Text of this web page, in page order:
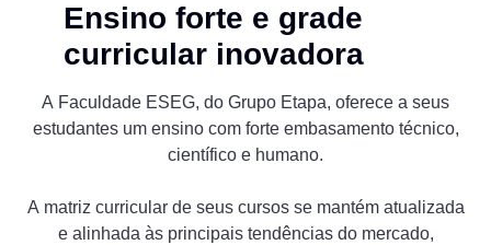
Ensino forte e grade
curricular inovadora
A Faculdade ESEG, do Grupo Etapa, oferece a seus
estudantes um ensino com forte embasamento técnico,
científico e humano.
A matriz curricular de seus cursos se mantém atualizada
e alinhada às principais tendências do mercado,